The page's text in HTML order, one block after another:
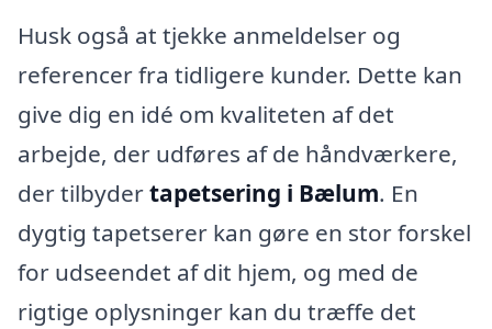
Husk også at tjekke anmeldelser og
referencer fra tidligere kunder. Dette kan
give dig en idé om kvaliteten af det
arbejde, der udføres af de håndværkere,
der tilbydertapetsering i Bælum. En
dygtig tapetserer kan gøre en stor forskel
for udseendet af dit hjem, og med de
rigtige oplysninger kan du træffe det